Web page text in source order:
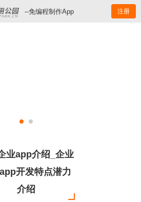
--免编程制作App 注册
业app介绍_企业
开发特点潜力
介绍